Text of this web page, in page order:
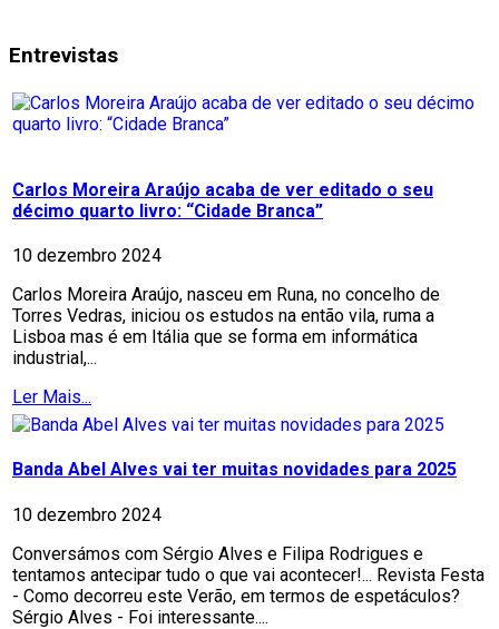
Entrevistas
Carlos Moreira Araújo acaba de ver editado o seu
décimo quarto livro: “Cidade Branca”
10 dezembro 2024
Carlos Moreira Araújo, nasceu em Runa, no concelho de
Torres Vedras, iniciou os estudos na então vila, ruma a
Lisboa mas é em Itália que se forma em informática
industrial,...
Ler Mais...
Banda Abel Alves vai ter muitas novidades para 2025
10 dezembro 2024
Conversámos com Sérgio Alves e Filipa Rodrigues e
tentamos antecipar tudo o que vai acontecer!... Revista Festa
- Como decorreu este Verão, em termos de espetáculos?
Sérgio Alves - Foi interessante....